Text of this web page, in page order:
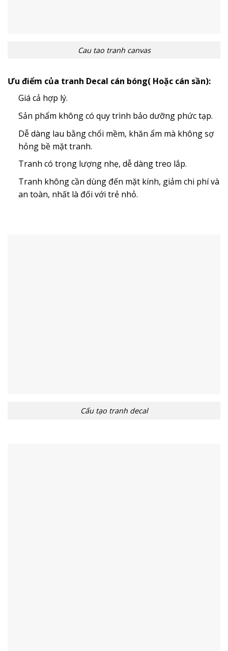
Cau tao tranh canvas
Ưu điểm của tranh Decal cán bóng( Hoặc cán sần):
Giá cả hợp lý.
Sản phẩm không có quy trình bảo dưỡng phức tạp.
Dễ dàng lau bằng chổi mềm, khăn ẩm mà không sợ
hỏng bề mặt tranh.
Tranh có trọng lượng nhẹ, dễ dàng treo lắp.
Tranh không cần dùng đến mặt kính, giảm chi phí và
an toàn, nhất là đối với trẻ nhỏ.
Cấu tạo tranh decal